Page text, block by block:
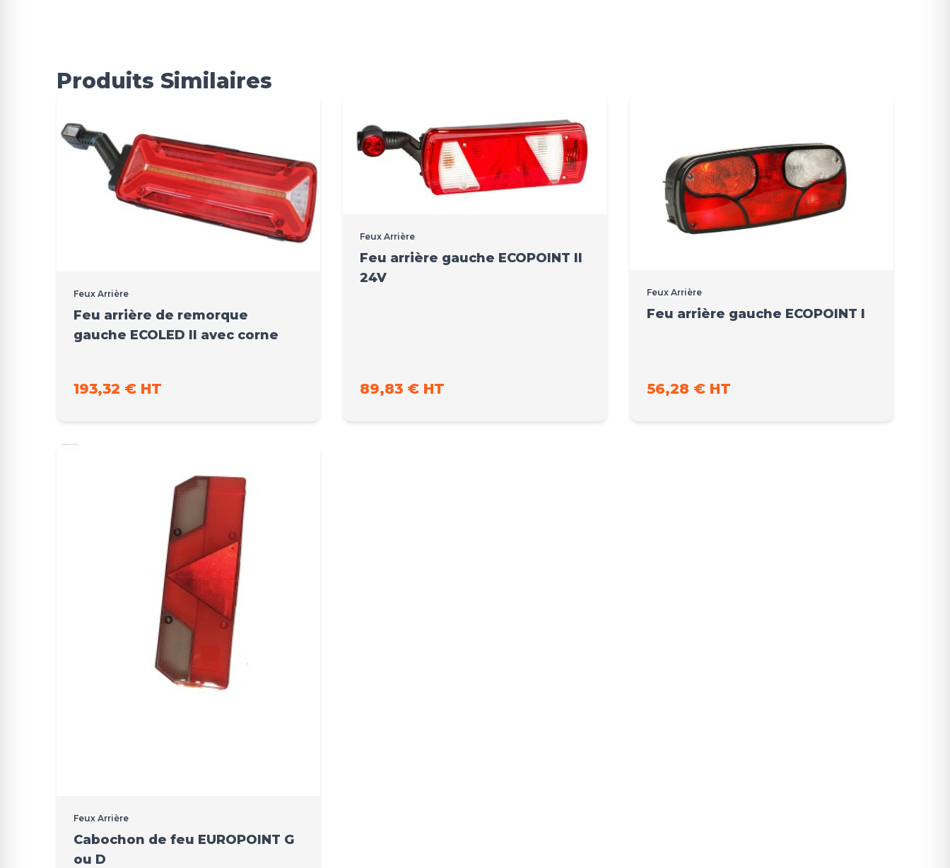
Produits Similaires
Feux Arrière
Feu arrière de remorque
gauche ECOLED II avec corne
193,32 € HT
Feux Arrière
Feu arrière gauche ECOPOINT II
24V
89,83 € HT
Feux Arrière
Feu arrière gauche ECOPOINT I
56,28 € HT
Feux Arrière
Cabochon de feu EUROPOINT G
ou D